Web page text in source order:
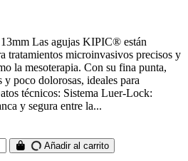
Las agujas KIPIC® están
tratamientos microinvasivos precisos y
la mesoterapia. Con su fina punta,
poco dolorosas, ideales para
técnicos: Sistema Luer-Lock:
y segura entre la...
Añadir al carrito